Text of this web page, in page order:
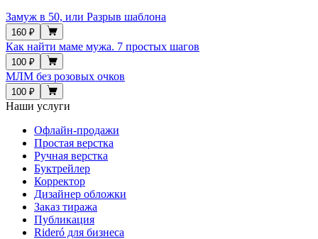
Замуж в 50, или Разрыв шаблона
160 ₽
Как найти маме мужа. 7 простых шагов
100 ₽
МЛМ без розовых очков
100 ₽
Наши услуги
Офлайн-продажи
Простая верстка
Ручная верстка
Буктрейлер
Корректор
Дизайнер обложки
Заказ тиража
Публикация
Rideró для бизнеса